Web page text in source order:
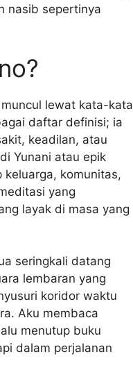
nasib sepertinya
lewat kata-kata
daftar definisi; ia
keadilan, atau
Yunani atau epik
komunitas,
yang
layak di masa yang
seringkali datang
lembaran yang
koridor waktu
Aku membaca
menutup buku
dalam perjalanan